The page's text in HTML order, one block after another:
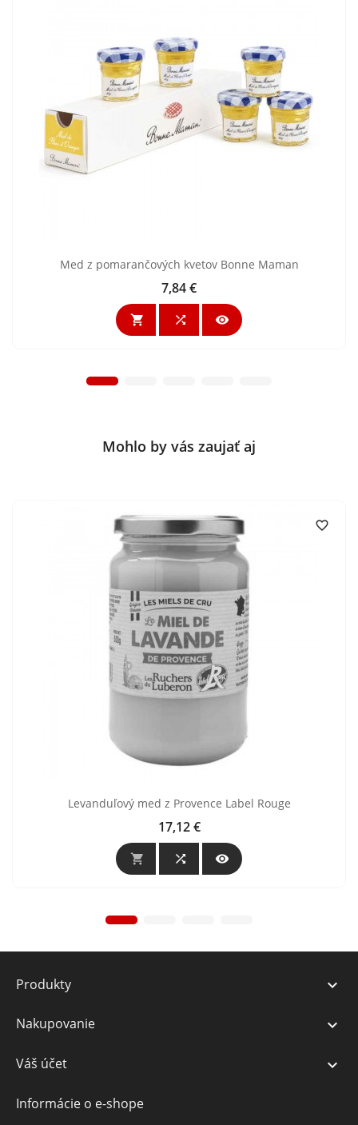
Med z pomarančových kvetov Bonne Maman
Cena
7,84 €
  
Mohlo by vás zaujať aj

Levanduľový med z Provence Label Rouge
Cena
17,12 €
  
Produkty 
Nakupovanie 
Váš účet 
Informácie o e-shope